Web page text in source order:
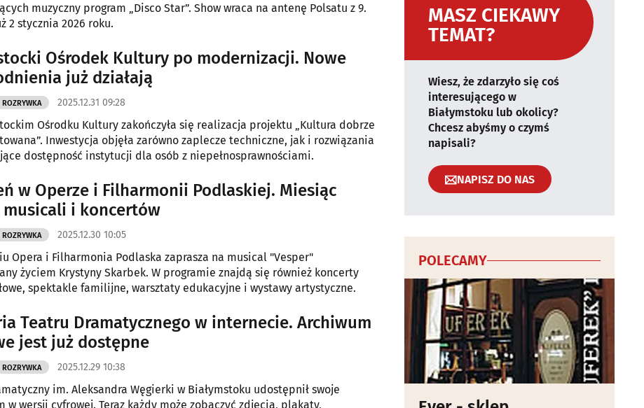
muzyczny program „Disco Star”. Show wraca na antenę Polsatu z 9.
2 stycznia 2026 roku.
Ośrodek Kultury po modernizacji. Nowe
już działają
2025.12.31 09:28
Ośrodku Kultury zakończyła się realizacja projektu „Kultura dobrze
Inwestycja objęła zarówno zaplecze techniczne, jak i rozwiązania
dostępność instytucji dla osób z niepełnosprawnościami.
w Operze i Filharmonii Podlaskiej. Miesiąc
musicali i koncertów
2025.12.30 10:05
Opera i Filharmonia Podlaska zaprasza na musical "Vesper"
życiem Krystyny Skarbek. W programie znajdą się również koncerty
spektakle familijne, warsztaty edukacyjne i wystawy artystyczne.
Teatru Dramatycznego w internecie. Archiwum
jest już dostępne
2025.12.29 10:38
im. Aleksandra Węgierki w Białymstoku udostępnił swoje
w wersji cyfrowej. Teraz każdy może zobaczyć zdjęcia, plakaty,
MASZ CIEKAWY
TEMAT?
Wiesz, że zdarzyło się coś
interesującego w
Białymstoku lub okolicy?
Chcesz abyśmy o czymś
napisali?
NAPISZ DO NAS
POLECAMY